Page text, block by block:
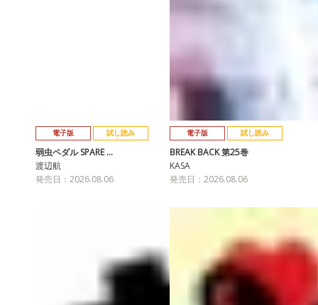
電子版 試し読み
弱虫ペダル SPARE …
渡辺航
発売日：2026.08.06
電子版 試し読み
BREAK BACK 第25巻
KASA
発売日：2026.08.06